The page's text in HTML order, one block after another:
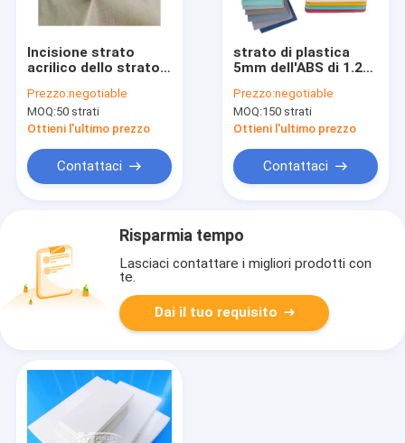
Incisione strato
acrilico dello strato
dell'ABS di
lucentezza 1.2m di
doppio
Prezzo:negotiable
MOQ:50 strati
Ottieni l'ultimo prezzo
Contattaci
strato di plastica
5mm dell'ABS di 1.2m
tabellone per le
affissioni stampato
UV
Prezzo:negotiable
MOQ:150 strati
Ottieni l'ultimo prezzo
Contattaci
Risparmia tempo
Lasciaci contattare i migliori prodotti con
te.
Dai il tuo requisito